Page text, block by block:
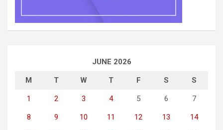
JUNE 2026
M T W T F S S
1 2 3 4 5 6 7
8 9 10 11 12 13 14